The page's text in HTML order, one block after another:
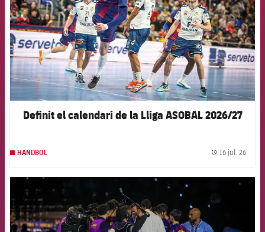
Definit el calendari de la Lliga ASOBAL 2026/27
HANDBOL 16 jul. 26
FCB Barcelona badge